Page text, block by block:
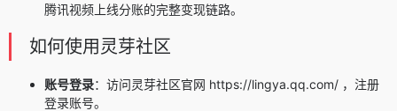
腾讯视频上线分账的完整变现链路。
如何使用灵芽社区
账号登录：访问灵芽社区官网 https://lingya.qq.com/ ，注册
登录账号。